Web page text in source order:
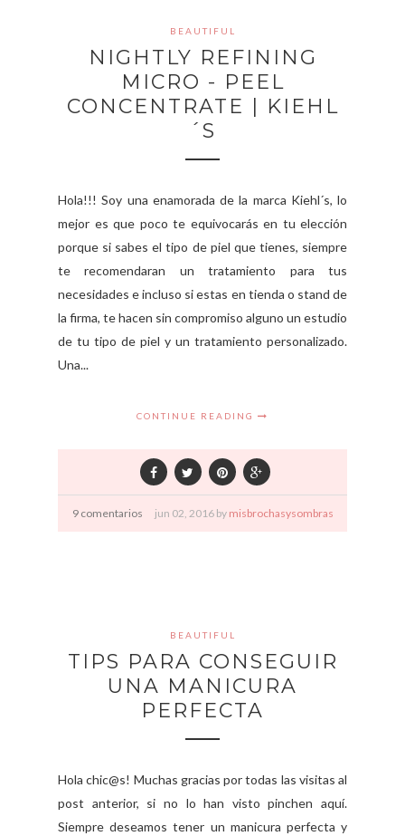
BEAUTIFUL
NIGHTLY REFINING
MICRO - PEEL
CONCENTRATE | KIEHL
´S
Hola!!! Soy una enamorada de la marca Kiehl´s, lo
mejor es que poco te equivocarás en tu elección
porque si sabes el tipo de piel que tienes, siempre
te recomendaran un tratamiento para tus
necesidades e incluso si estas en tienda o stand de
la firma, te hacen sin compromiso alguno un estudio
de tu tipo de piel y un tratamiento personalizado.
Una...
CONTINUE READING
9 comentarios jun 02, 2016 by misbrochasysombras
BEAUTIFUL
TIPS PARA CONSEGUIR
UNA MANICURA
PERFECTA
Hola chic@s! Muchas gracias por todas las visitas al
post anterior, si no lo han visto pinchen aquí.
Siempre deseamos tener un manicura perfecta y